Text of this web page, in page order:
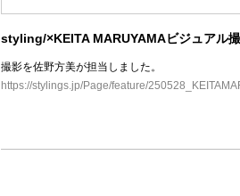
styling/×KEITA MARUYAMAビジュアル
撮影を佐野方美が担当しました。
https://stylings.jp/Page/feature/